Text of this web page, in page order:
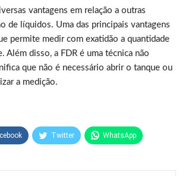
vantagens em relação a outras
de líquidos. Uma das principais vantagens
permite medir com exatidão a quantidade
Além disso, a FDR é uma técnica não
que não é necessário abrir o tanque ou
a medição.
Twitter WhatsApp